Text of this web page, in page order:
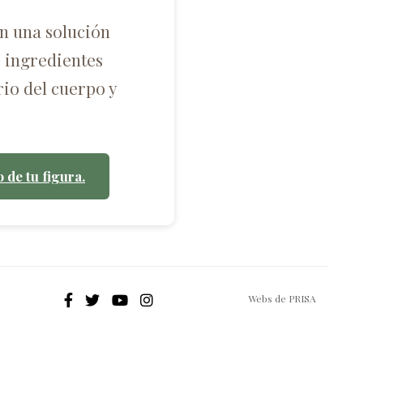
una solución
ingredientes
del cuerpo y
de tu figura.
Webs de PRISA